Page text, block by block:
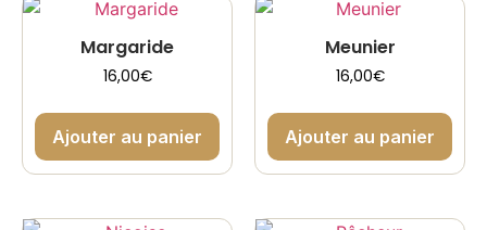
Margaride
16,00€
Ajouter au panier
Meunier
16,00€
Ajouter au panier